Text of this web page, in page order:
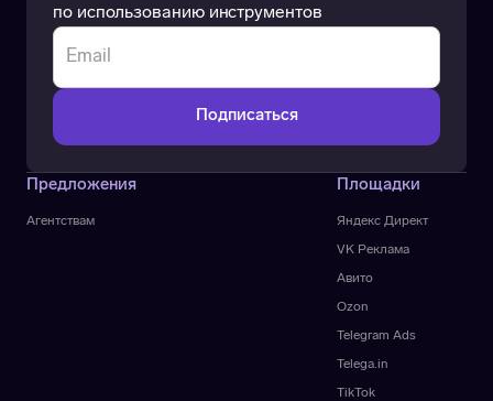
по использованию инструментов
Предложения
Агентствам Яндекс Директ
VK Реклама
Площадки
Авито
Ozon
Telegram Ads
Telega.in
TikTok